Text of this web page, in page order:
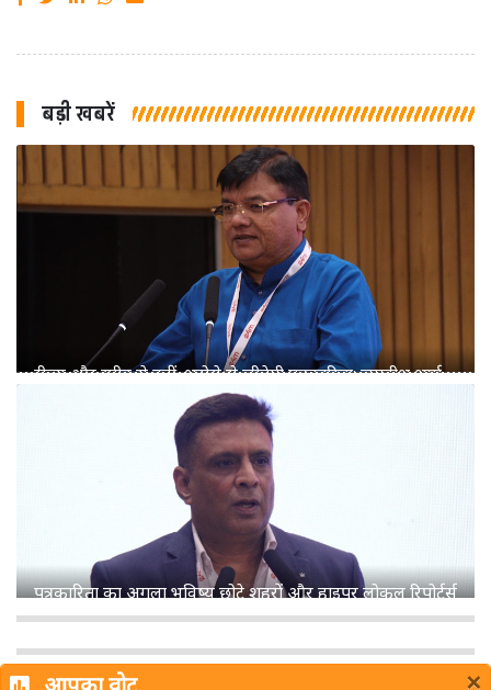
बड़ी खबरें
रील्स और स्पीड से नहीं, भरोसे से जीतेगी पत्रकारिता: जगदीश शर्मा
पत्रकारिता का अगला भविष्य छोटे शहरों और हाइपर लोकल रिपोर्टर्स
के पास: शमशेर सिंह
×